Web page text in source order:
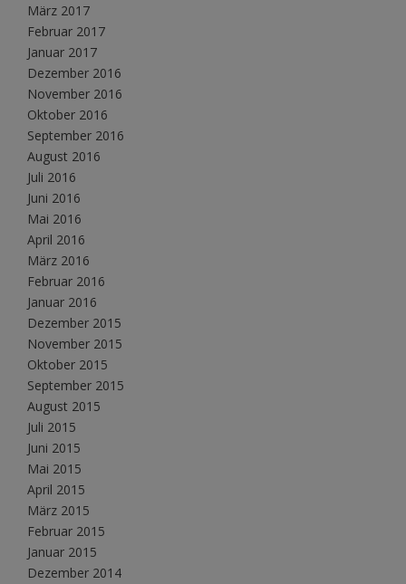
März 2017
Februar 2017
Januar 2017
Dezember 2016
November 2016
Oktober 2016
September 2016
August 2016
Juli 2016
Juni 2016
Mai 2016
April 2016
März 2016
Februar 2016
Januar 2016
Dezember 2015
November 2015
Oktober 2015
September 2015
August 2015
Juli 2015
Juni 2015
Mai 2015
April 2015
März 2015
Februar 2015
Januar 2015
Dezember 2014